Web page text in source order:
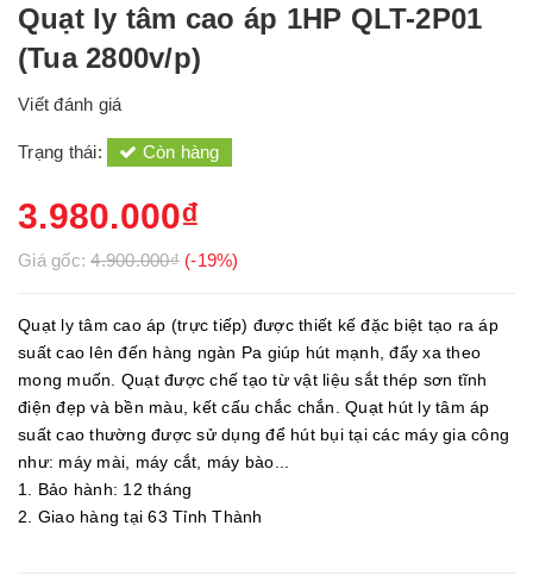
Quạt ly tâm cao áp 1HP QLT-2P01
(Tua 2800v/p)
Viết đánh giá
Trạng thái: Còn hàng
3.980.000₫
Giá gốc:4.900.000₫ (-19%)
Quạt ly tâm cao áp (trực tiếp) được thiết kế đặc biệt tạo ra áp
suất cao lên đến hàng ngàn Pa giúp hút mạnh, đẩy xa theo
mong muốn. Quạt được chế tạo từ vật liệu sắt thép sơn tĩnh
điện đẹp và bền màu, kết cấu chắc chắn. Quạt hút ly tâm áp
suất cao thường được sử dụng để hút bụi tại các máy gia công
như: máy mài, máy cắt, máy bào...
1. Bảo hành: 12 tháng
2. Giao hàng tại 63 Tỉnh Thành